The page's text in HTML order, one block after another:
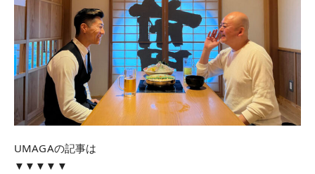
UMAGAの記事は
▼▼▼▼▼